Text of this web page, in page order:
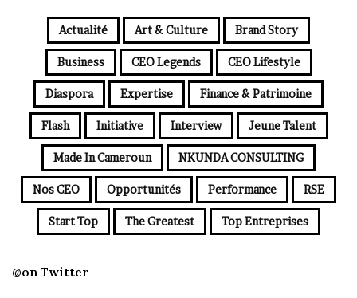
Actualité Art & Culture Brand Story
Business CEO Legends CEO Lifestyle
Diaspora Expertise Finance & Patrimoine
Flash Initiative Interview Jeune Talent
Made In Cameroun NKUNDA CONSULTING
Nos CEO Opportunités Performance RSE
Start Top The Greatest Top Entreprises
@on Twitter